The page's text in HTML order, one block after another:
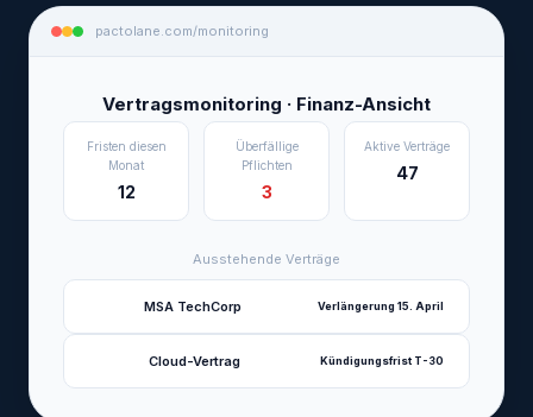
pactolane.com/monitoring
Vertragsmonitoring · Finanz-Ansicht
Fristen diesen
Monat
12
Überfällige
Pflichten
3
Aktive Verträge
47
Ausstehende Verträge
MSA TechCorp Verlängerung 15. April
Cloud-Vertrag Kündigungsfrist T-30